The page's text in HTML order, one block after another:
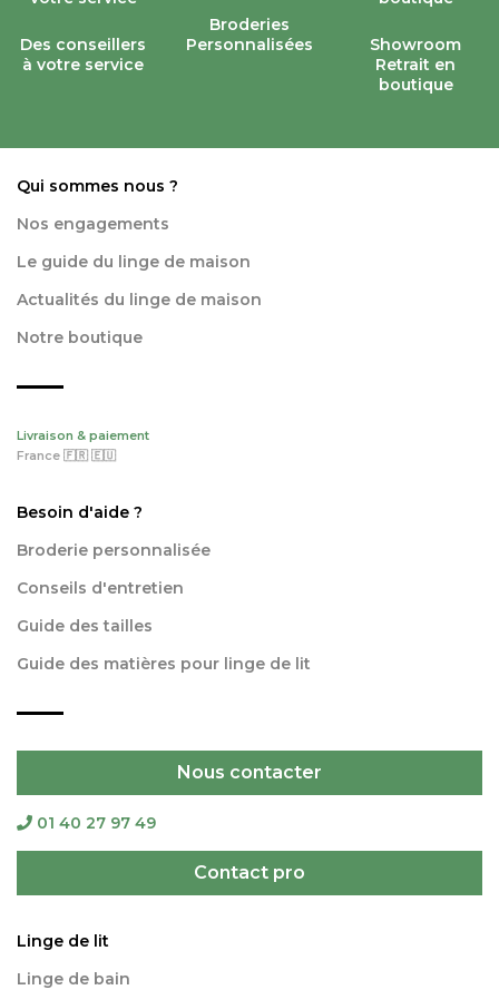
Des conseillers
à votre service
Broderies
Personnalisées
Showroom
Retrait en
boutique
Qui sommes nous ?
Nos engagements
Le guide du linge de maison
Actualités du linge de maison
Notre boutique
Livraison & paiement
France 🇫🇷 🇪🇺
Besoin d'aide ?
Broderie personnalisée
Conseils d'entretien
Guide des tailles
Guide des matières pour linge de lit
Nous contacter
01 40 27 97 49
Contact pro
Linge de lit
Linge de bain